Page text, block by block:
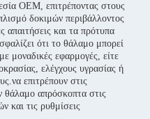
OEM, επιτρέποντας στους
δοκιμών περιβάλλοντος
απαιτήσεις και τα πρότυπα
ότι το θάλαμο μπορεί
μοναδικές εφαρμογές, είτε
ελέγχους υγρασίας ή
επιτρέπουν στις
θάλαμο απρόσκοπτα στις
και τις ρυθμίσεις